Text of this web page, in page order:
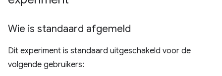
Wie is standaard afgemeld
Dit experiment is standaard uitgeschakeld voor de
volgende gebruikers: